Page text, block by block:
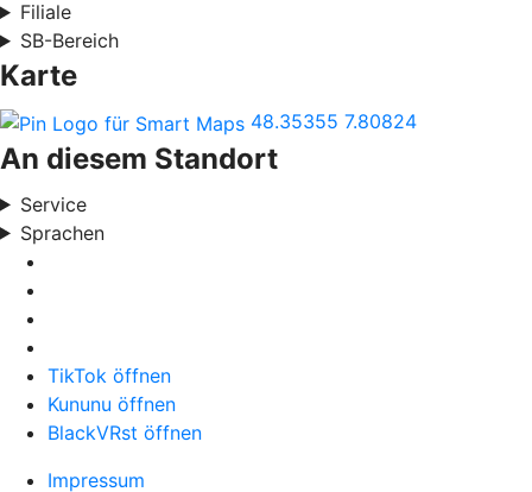
Filiale
SB-Bereich
Karte
48.35355 7.80824
An diesem Standort
Service
Sprachen
TikTok öffnen
Kununu öffnen
BlackVRst öffnen
Impressum